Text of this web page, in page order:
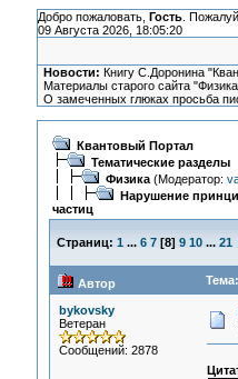
Добро пожаловать, Гость.
09 Августа 2026, 18:05:20
Новости: Книгу С.Доронина
Материалы старого сайта
О замеченных глюках просьба
Квантовый Портал
Тематические разделы
Физика(Модератор:
Нарушение
частиц
Страниц: 1 ... 6 7[8] 9 10 ... 21
Автор
bykovsky
Ветеран
Сообщений: 2878